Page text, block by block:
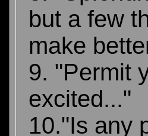
but a few
make
9. "Permit
excited..."
10."Is any